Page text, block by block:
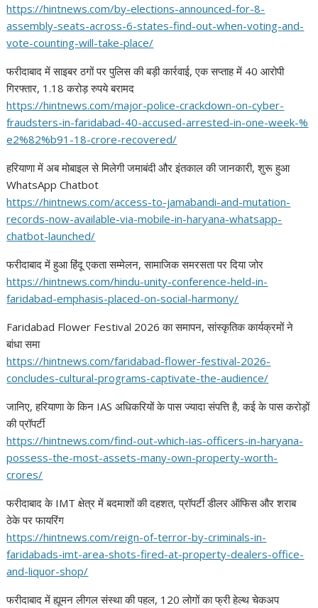
https://hintnews.com/by-elections-announced-for-8-
assembly-seats-across-6-states-find-out-when-voting-and-
vote-counting-will-take-place/
फरीदाबाद में साइबर ठगों पर पुलिस की बड़ी कार्रवाई, एक सप्ताह में 40 आरोपी
गिरफ्तार, 1.18 करोड़ रुपये बरामद
https://hintnews.com/major-police-crackdown-on-cyber-
fraudsters-in-faridabad-40-accused-arrested-in-one-week-%
e2%82%b91-18-crore-recovered/
हरियाणा में अब मोबाइल से मिलेगी जमाबंदी और इंतकाल की जानकारी, शुरू हुआ
WhatsApp Chatbot
https://hintnews.com/access-to-jamabandi-and-mutation-
records-now-available-via-mobile-in-haryana-whatsapp-
chatbot-launched/
फरीदाबाद में हुआ हिंदू एकता सम्मेलन, सामाजिक समरसता पर दिया जोर
https://hintnews.com/hindu-unity-conference-held-in-
faridabad-emphasis-placed-on-social-harmony/
Faridabad Flower Festival 2026 का समापन, सांस्कृतिक कार्यक्रमों ने
बांधा समा
https://hintnews.com/faridabad-flower-festival-2026-
concludes-cultural-programs-captivate-the-audience/
जानिए, हरियाणा के किन IAS अधिकरियों के पास ज्यादा संपत्ति है, कई के पास करोड़ों
की प्रॉपर्टी
https://hintnews.com/find-out-which-ias-officers-in-haryana-
possess-the-most-assets-many-own-property-worth-
crores/
फरीदाबाद के IMT क्षेत्र में बदमाशों की दहशत, प्रॉपर्टी डीलर ऑफिस और शराब
ठेके पर फायरिंग
https://hintnews.com/reign-of-terror-by-criminals-in-
faridabads-imt-area-shots-fired-at-property-dealers-office-
and-liquor-shop/
फरीदाबाद में ह्यूमन लीगल संस्था की पहल, 120 लोगों का फ्री हेल्थ चेकअप